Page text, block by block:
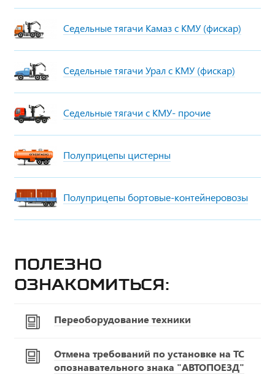
Седельные тягачи Камаз с КМУ (фискар)
Седельные тягачи Урал с КМУ (фискар)
Седельные тягачи с КМУ- прочие
Полуприцепы цистерны
Полуприцепы бортовые-контейнеровозы
Полезно
ознакомиться:
Переоборудование техники
Отмена требований по установке на ТС
опознавательного знака "АВТОПОЕЗД"